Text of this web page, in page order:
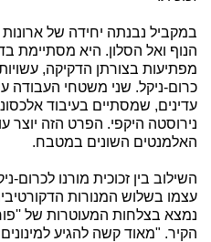
במקביל נבנתה יחידה של
הנוף ואל הסלון. היא מסתיימת
מפתיעות בצורתן הדקיקה, עשויות
כרום-ניקל. שני משטחי העבודה
עדינים, שמסתיים בעיבוד
נירוסטה היקפי. הפרט הזה יוצר
האלמנטים השונים במטבח.
השילוב בין זכוכית מורנו
עצמו בשלוש המנורות
נמצא בצלחות המעוטרות של
הקיר. "מאוד קשה להגיע